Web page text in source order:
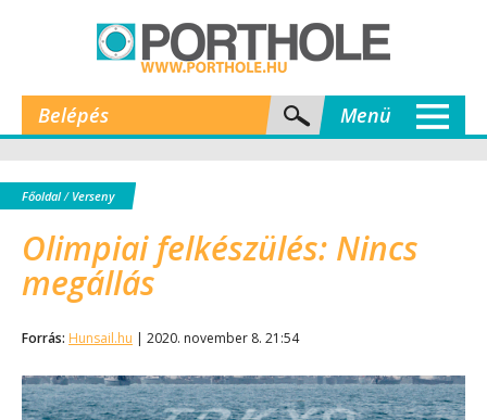
Belépés Menü
Főoldal/ Verseny
Olimpiai felkészülés: Nincs
megállás
Forrás: Hunsail.hu | 2020. november 8. 21:54